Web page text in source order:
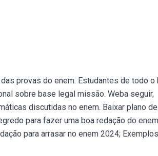
provas do enem. Estudantes de todo o
sobre base legal missão. Weba seguir,
discutidas no enem. Baixar plano de
para fazer uma boa redação do
para arrasar no enem 2024;